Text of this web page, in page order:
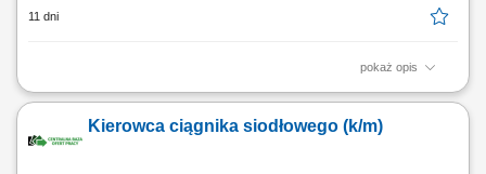
11 dni
pokaż opis
Oferta pracy dla Kierowcy C+E na zestaw ciągnik siodłowy + naczepa
głównie w ciągu dnia Praca od poniedziałku do soboty (Ciągniki do 4 lat
– IVECO na gaz LNG) System 2/1 (2 tygodnie pracy, następnie 1 tydzień
Kierowca ciągnika siodłowego (k/m)